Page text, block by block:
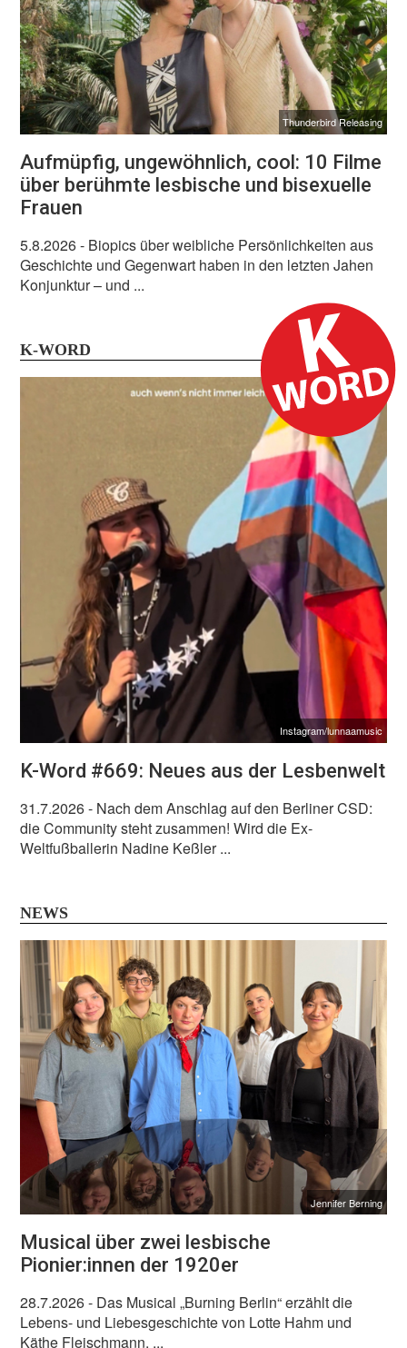
Thunderbird Releasing
Aufmüpfig, ungewöhnlich, cool: 10 Filme
über berühmte lesbische und bisexuelle
Frauen
5.8.2026- Biopics über weibliche Persönlichkeiten aus
Geschichte und Gegenwart haben in den letzten Jahen
Konjunktur – und ...
K-WORD
Instagram/lunnaamusic
K-Word #669: Neues aus der Lesbenwelt
31.7.2026- Nach dem Anschlag auf den Berliner CSD:
die Community steht zusammen! Wird die Ex-
Weltfußballerin Nadine Keßler ...
NEWS
Jennifer Berning
Musical über zwei lesbische
Pionier:innen der 1920er
28.7.2026- Das Musical „Burning Berlin“ erzählt die
Lebens- und Liebesgeschichte von Lotte Hahm und
Käthe Fleischmann, ...